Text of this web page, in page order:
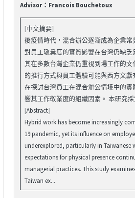
Advisor：Francois Bouchetoux
[中文摘要]
後疫情時代，混合辦公逐漸成為企業常
對員工敬業度的實質影響在台灣仍缺乏
其在多數台灣企業仍重視到場工作的文
的推行方式與員工體驗可能與西方文獻
在探討台灣員工在混合辦公情境中的實
響其工作敬業度的組織因素。 本研究採
[Abstract]
Hybrid work has become increasingly
19 pandemic, yet its influence on
underexplored, particularly in Taiwanese
expectations for physical presence
managerial practices. This study
Taiwan ex...